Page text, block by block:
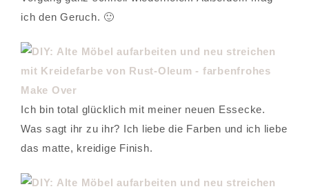
ich den Geruch. 🙂
Ich bin total glücklich mit meiner neuen Essecke.
Was sagt ihr zu ihr? Ich liebe die Farben und ich liebe
das matte, kreidige Finish.